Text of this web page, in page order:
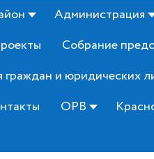
Администрация
Собрание
и юридических
ОРВ